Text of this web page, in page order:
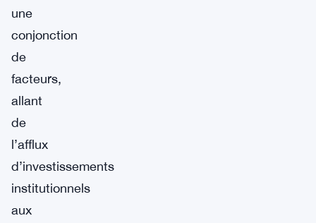
une
conjonction
de
facteurs,
allant
de
l’afflux
d’investissements
institutionnels
aux